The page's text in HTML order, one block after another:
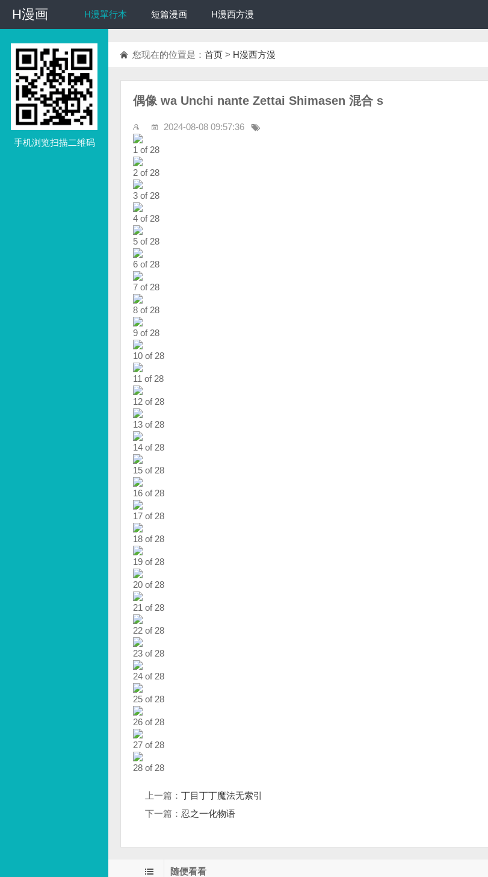
H漫画
H漫画 H漫單行本 短篇漫画 H漫西方漫
手机浏览扫描二维码
您现在的位置是： 首页 > H漫西方漫
偶像 wa Unchi nante Zettai Shimasen 混合 s
2024-08-08 09:57:36
1 of 28
2 of 28
3 of 28
4 of 28
5 of 28
6 of 28
7 of 28
8 of 28
9 of 28
10 of 28
11 of 28
12 of 28
13 of 28
14 of 28
15 of 28
16 of 28
17 of 28
18 of 28
19 of 28
20 of 28
21 of 28
22 of 28
23 of 28
24 of 28
25 of 28
26 of 28
27 of 28
28 of 28
上一篇： 丁目丁丁魔法无索引
下一篇： 忍之一化物语
随便看看